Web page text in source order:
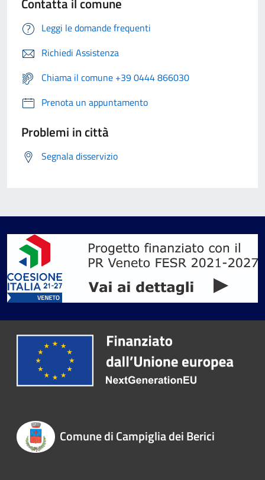
Leggi le domande frequenti
Richiedi Assistenza
Chiama il comune +39 0444 866030
Prenota un appuntamento
Problemi in città
Segnala disservizio
Comune di Campiglia dei Berici